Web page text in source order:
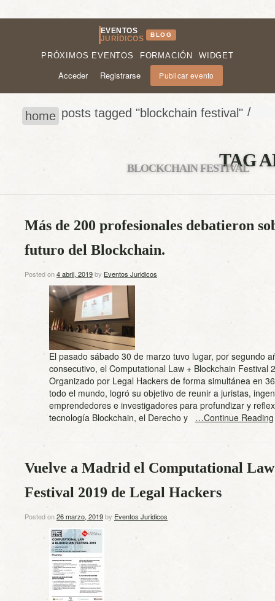
EVENTOS
JURÍDICOS
BLOG
PRÓXIMOS EVENTOS FORMACIÓN WIDGET
Acceder Registrarse Publicar evento
home /
posts tagged "blockchain festival"
TAG
BLOCKCHAIN FESTIVAL
Más de 200 profesionales debatieron
futuro del Blockchain.
Posted on4 abril, 2019by Eventos Juridicos
El pasado sábado 30 de marzo tuvo lugar, por segundo
consecutivo, el Computational Law + Blockchain Festival
Organizado por Legal Hackers de forma simultánea en
todo el mundo, logró su objetivo de reunir a juristas,
emprendedores e investigadores para profundizar y
tecnología Blockchain, el Derecho y …Continue Reading
Vuelve a Madrid el Computational
Festival 2019 de Legal Hackers
Posted on26 marzo, 2019by Eventos Juridicos